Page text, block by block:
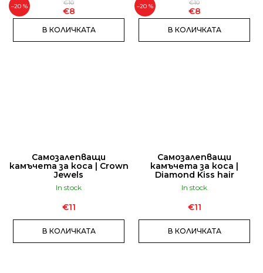
–20 % €10
€8
В КОЛИЧКАТА
–20 % €10
€8
В КОЛИЧКАТА
Самозалепващи
камъчета за коса | Crown
Jewels
In stock
€11
В КОЛИЧКАТА
Самозалепващи
камъчета за коса |
Diamond Kiss hair
In stock
€11
В КОЛИЧКАТА